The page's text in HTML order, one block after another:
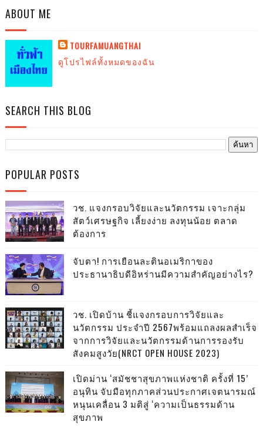
ABOUT ME
TOURFAMUANGTHAI
ดูโปรไฟล์ทั้งหมดของฉัน
SEARCH THIS BLOG
POPULAR POSTS
วช. แจงกรอบวิจัยและนวัตกรรม เจาะกลุ่ม
สัตว์เศรษฐกิจ เลี้ยงง่าย ลงทุนน้อย ตลาด
ต้องการ
จับตา! การเยือนละตินอเมริกาของ
ประธานาธิบดีอิหร่านมีความสำคัญอย่างไร?
วช. เปิดบ้าน ชี้แจงกรอบการวิจัยและ
นวัตกรรม ประจำปี 2567พร้อมแถลงผลสำเร็จ
จากการวิจัยและนวัตกรรมด้านการรองรับ
สังคมสูงวัย(NRCT OPEN HOUSE 2023)
เปิดม่าน ‘สมัชชาสุขภาพแห่งชาติ ครั้งที่ 15’
อนุทิน จับมือทุกภาคส่วนประกาศเจตนารมณ์
หนุนเคลื่อน 3 มติสู่ ‘ความเป็นธรรมด้าน
สุขภาพ